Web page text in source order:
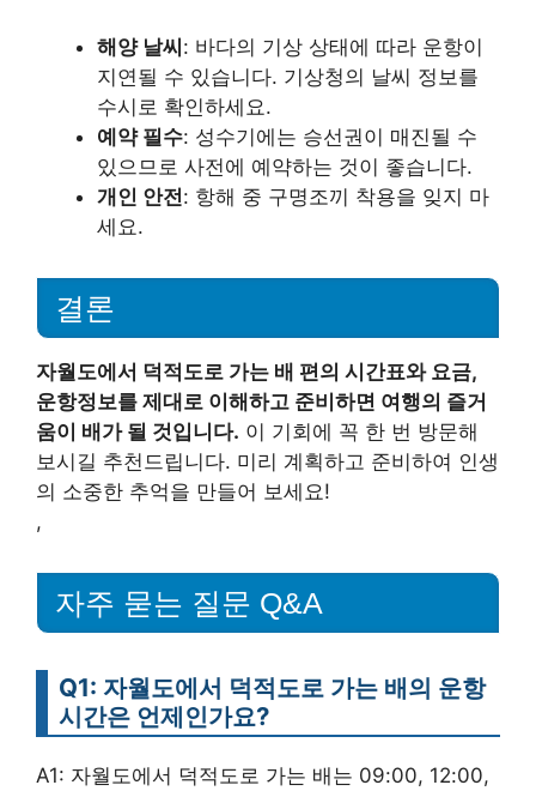
해양 날씨 : 바다의 기상 상태에 따라 운항이
지연될 수 있습니다. 기상청의 날씨 정보를
수시로 확인하세요.
예약 필수: 성수기에는 승선권이 매진될 수
있으므로 사전에 예약하는 것이 좋습니다.
개인 안전: 항해 중 구명조끼 착용을 잊지 마
세요.
결론
자월도에서 덕적도로 가는 배 편의 시간표와 요금,
운항정보를 제대로 이해하고 준비하면 여행의 즐거
움이 배가 될 것입니다. 이 기회에 꼭 한 번 방문해
보시길 추천드립니다. 미리 계획하고 준비하여 인생
의 소중한 추억을 만들어 보세요!
,
자주 묻는 질문 Q&A
Q1: 자월도에서 덕적도로 가는 배의 운항
시간은 언제인가요?
A1: 자월도에서 덕적도로 가는 배는 09:00, 12:00,